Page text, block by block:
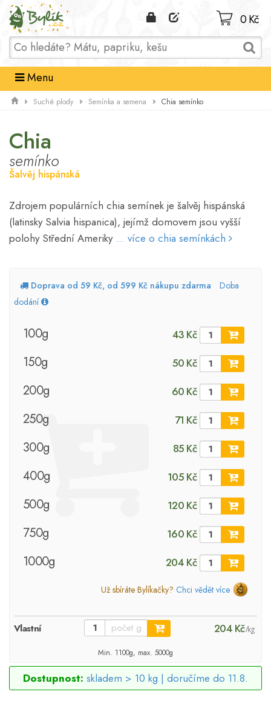
Domů
0 Kč
Menu
Suché plody Semínka a semena Chia semínko
Chia
semínko
Šalvěj hispánská
Zdrojem populárních chia semínek je šalvěj hispánská
(latinsky Salvia hispanica), jejímž domovem jsou vyšší
polohy Střední Ameriky ... více o chia semínkách
Doprava od 59 Kč, od 599 Kč nákupu zdarma
Doba
dodání
100g 43 Kč
150g 50 Kč
200g 60 Kč
250g 71 Kč
300g 85 Kč
400g 105 Kč
500g 120 Kč
750g 160 Kč
1000g 204 Kč
Už sbíráte Bylíkačky? Chci vědět více
Vlastní 204 Kč/kg
Min. 1100g, max. 5000g
Dostupnost: skladem > 10 kg | doručíme do 11.8.